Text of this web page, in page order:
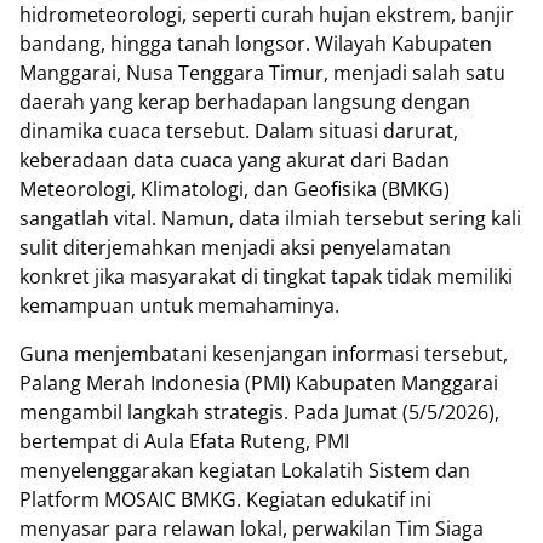
hidrometeorologi, seperti curah hujan ekstrem, banjir
bandang, hingga tanah longsor. Wilayah Kabupaten
Manggarai, Nusa Tenggara Timur, menjadi salah satu
daerah yang kerap berhadapan langsung dengan
dinamika cuaca tersebut. Dalam situasi darurat,
keberadaan data cuaca yang akurat dari Badan
Meteorologi, Klimatologi, dan Geofisika (BMKG)
sangatlah vital. Namun, data ilmiah tersebut sering kali
sulit diterjemahkan menjadi aksi penyelamatan
konkret jika masyarakat di tingkat tapak tidak memiliki
kemampuan untuk memahaminya.
Guna menjembatani kesenjangan informasi tersebut,
Palang Merah Indonesia (PMI) Kabupaten Manggarai
mengambil langkah strategis. Pada Jumat (5/5/2026),
bertempat di Aula Efata Ruteng, PMI
menyelenggarakan kegiatan Lokalatih Sistem dan
Platform MOSAIC BMKG. Kegiatan edukatif ini
menyasar para relawan lokal, perwakilan Tim Siaga